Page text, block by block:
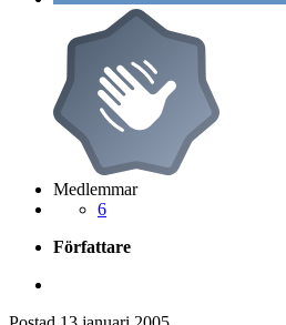
Medlemmar
6
Författare